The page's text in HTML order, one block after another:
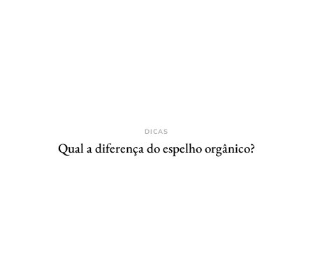
DICAS
Qual a diferença do espelho orgânico?